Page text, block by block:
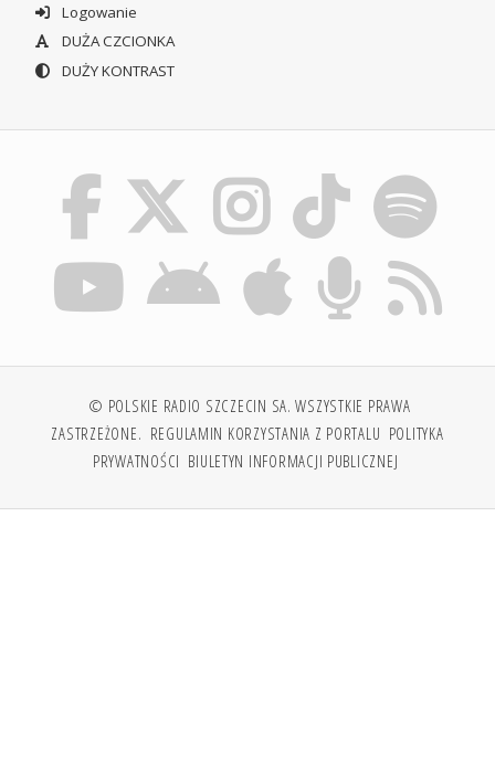
Logowanie
DUŻA CZCIONKA
DUŻY KONTRAST
© POLSKIE RADIO SZCZECIN SA. WSZYSTKIE PRAWA
ZASTRZEŻONE. REGULAMIN KORZYSTANIA Z PORTALU POLITYKA
PRYWATNOŚCI BIULETYN INFORMACJI PUBLICZNEJ